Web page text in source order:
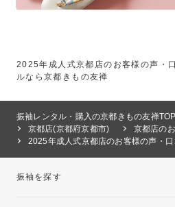
2025年成人式京都店のお客様の声・
ルなら京都きもの友禅
振袖レンタル・購入の京都きもの友禅TOP
京都店(京都府京都市)
京都店の
2025年成人式京都店のお客様の声・口
振袖を探す